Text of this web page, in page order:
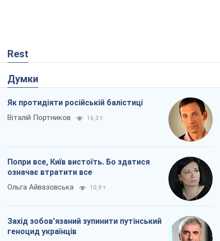
Rest
Думки
Як протидіяти російській балістиці
Віталій Портников 16,3 т.
Попри все, Київ вистоїть. Бо здатися
означає втратити все
Ольга Айвазовська 10,9 т.
Захід зобов'язаний зупинити путінський
геноцид українців